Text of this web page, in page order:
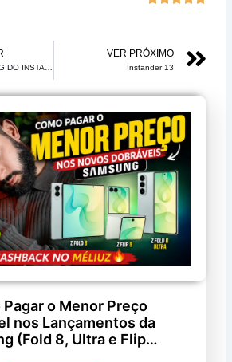
VER PRÓXIMO
Instander 13
Pagar o Menor Preço
nos Lançamentos da
(Fold 8, Ultra e Flip…